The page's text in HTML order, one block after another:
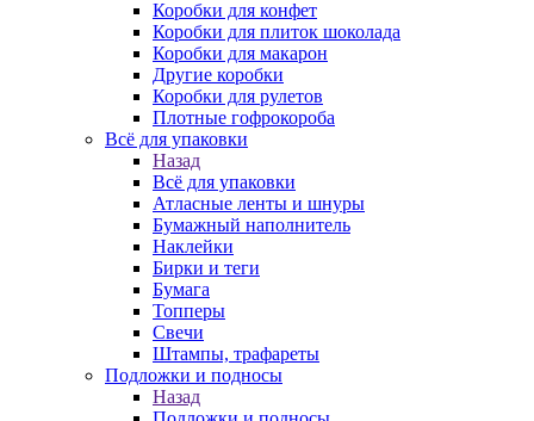
Коробки для конфет
Коробки для плиток шоколада
Коробки для макарон
Другие коробки
Коробки для рулетов
Плотные гофрокороба
Всё для упаковки
Назад
Всё для упаковки
Атласные ленты и шнуры
Бумажный наполнитель
Наклейки
Бирки и теги
Бумага
Топперы
Свечи
Штампы, трафареты
Подложки и подносы
Назад